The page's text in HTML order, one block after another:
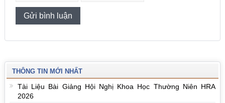
THÔNG TIN MỚI NHẤT
Tài Liệu Bài Giảng Hội Nghị Khoa Học Thường Niên HRA
2026